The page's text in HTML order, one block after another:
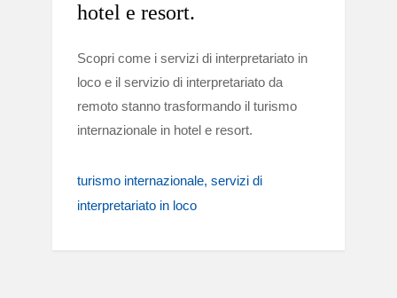
hotel e resort.
Scopri come i servizi di interpretariato in
loco e il servizio di interpretariato da
remoto stanno trasformando il turismo
internazionale in hotel e resort.
turismo internazionale servizi di
interpretariato in loco